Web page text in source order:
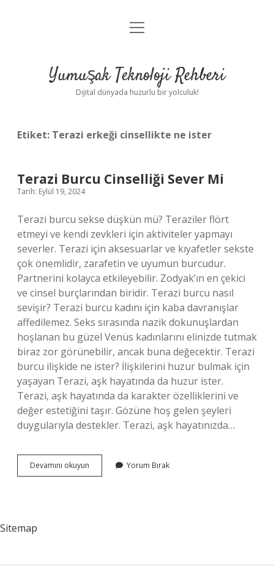
Anasayfa
Yasal Uyarı
menüyü
Yumuşak Teknoloji Rehberi
Dijital dünyada huzurlu bir yolculuk!
Etiket: Terazi erkeği cinsellikte ne ister
Terazi Burcu Cinselliği Sever Mi
Tarih: Eylül 19, 2024
Terazi burcu sekse düşkün mü? Teraziler flört
etmeyi ve kendi zevkleri için aktiviteler yapmayı
severler. Terazi için aksesuarlar ve kıyafetler sekste
çok önemlidir, zarafetin ve uyumun burcudur.
Partnerini kolayca etkileyebilir. Zodyak’ın en çekici
ve cinsel burçlarından biridir. Terazi burcu nasıl
sevişir? Terazi burcu kadını için kaba davranışlar
affedilemez. Seks sırasında nazik dokunuşlardan
hoşlanan bu güzel Venüs kadınlarını elinizde tutmak
biraz zor görünebilir, ancak buna değecektir. Terazi
burcu ilişkide ne ister? İlişkilerini huzur bulmak için
yaşayan Terazi, aşk hayatında da huzur ister.
Terazi, aşk hayatında da karakter özelliklerini ve
değer estetiğini taşır. Gözüne hoş gelen şeyleri
duygularıyla destekler. Terazi, aşk hayatınızda…
Devamını okuyun
Burcu
Yorum Bırak
Sitemap